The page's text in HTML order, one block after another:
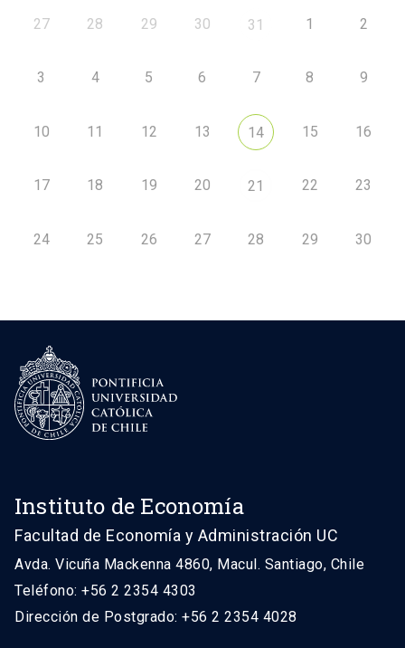
27 28 29 30 31 1 2
3 4 5 6 7 8 9
10 11 12 13 14 15 16
17 18 19 20 21 22 23
24 25 26 27 28 29 30
Instituto de Economía
Facultad de Economía y Administración UC
Avda. Vicuña Mackenna 4860, Macul. Santiago, Chile
Teléfono: +56 2 2354 4303
Dirección de Postgrado: +56 2 2354 4028